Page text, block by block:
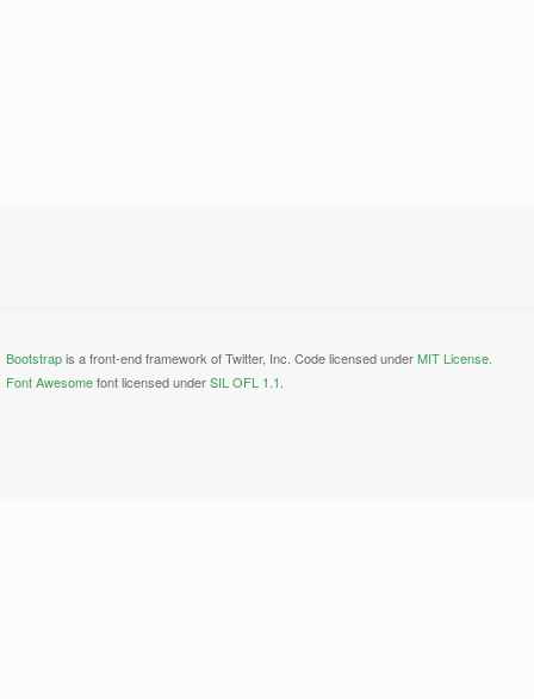
Bootstrapis a front-end framework of Twitter, Inc. Code licensed underMIT License.
Font Awesomefont licensed underSIL OFL 1.1